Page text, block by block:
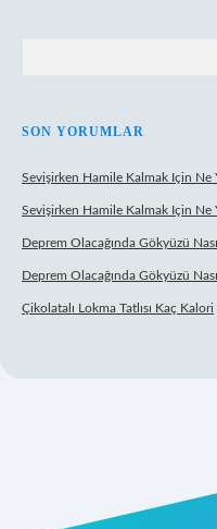
SON YORUMLAR
Sevişirken Hamile Kalmak Için Ne
Sevişirken Hamile Kalmak Için Ne
Deprem Olacağında Gökyüzü
Deprem Olacağında Gökyüzü
Çikolatalı Lokma Tatlısı Kaç Kalori